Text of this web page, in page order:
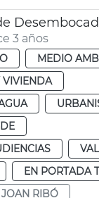
3 años
MEDIO
VIVIENDA
EN PORTADA
JOAN RIBÓ